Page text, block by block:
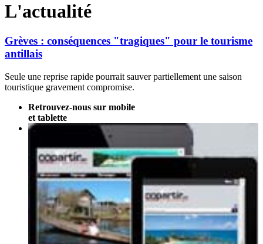
L'actualité
Grèves : conséquences "tragiques" pour le tourisme
antillais
Seule une reprise rapide pourrait sauver partiellement une saison
touristique gravement compromise.
Retrouvez-nous sur mobile
et tablette